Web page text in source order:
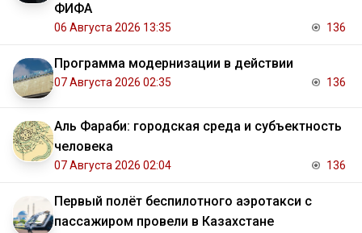
ФИФА
06 Августа 2026 13:35 136
Программа модернизации в действии
07 Августа 2026 02:35 136
Аль Фараби: городская среда и субъектность
человека
07 Августа 2026 02:04 136
Первый полёт беспилотного аэротакси с
пассажиром провели в Казахстане